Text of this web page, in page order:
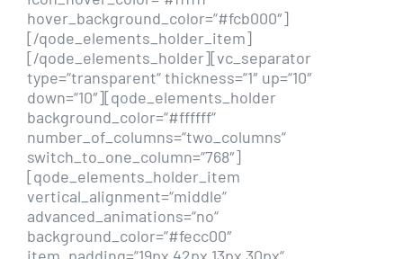
hover_background_color=“#fcb000″]
[/qode_elements_holder_item]
[/qode_elements_holder][vc_separator
type=“transparent“ thickness=“1″ up=“10″
down=“10″][qode_elements_holder
background_color=“#ffffff“
number_of_columns=“two_columns“
switch_to_one_column=“768″]
[qode_elements_holder_item
vertical_alignment=“middle“
advanced_animations=“no“
background_color=“#fecc00″